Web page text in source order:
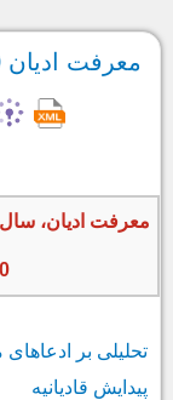
معرفت ادیان 20، پاییز 1393
20،
تحلیلی بر
پیدایش قادیانیه